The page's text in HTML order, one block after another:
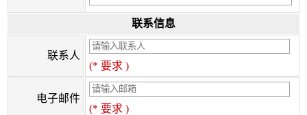
联系信息
联系人
(* 要求 )
电子邮件
(* 要求 )